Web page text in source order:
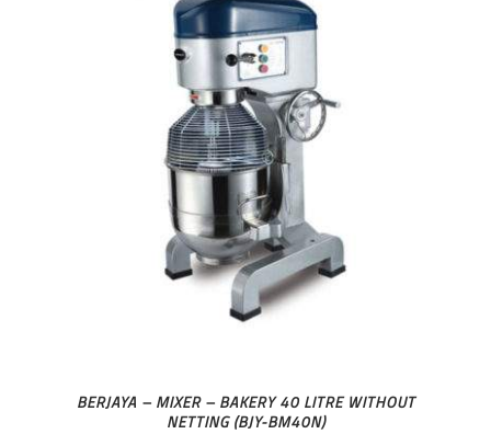
BERJAYA – MIXER – BAKERY 40 LITRE WITHOUT
NETTING (BJY-BM40N)